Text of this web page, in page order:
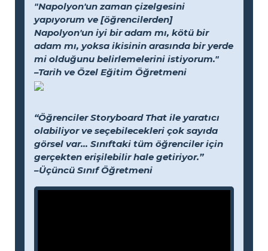
"Napolyon'un zaman çizelgesini
yapıyorum ve [öğrencilerden]
Napolyon'un iyi bir adam mı, kötü bir
adam mı, yoksa ikisinin arasında bir yerde
mi olduğunu belirlemelerini istiyorum."
–Tarih ve Özel Eğitim Öğretmeni
“Öğrenciler Storyboard That ile yaratıcı
olabiliyor ve seçebilecekleri çok sayıda
görsel var... Sınıftaki tüm öğrenciler için
gerçekten erişilebilir hale getiriyor.”
–Üçüncü Sınıf Öğretmeni